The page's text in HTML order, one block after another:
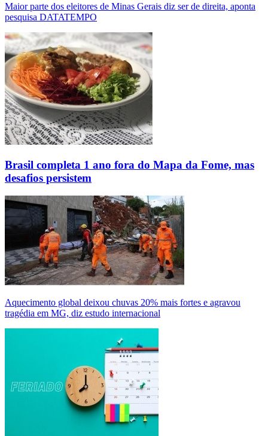
Maior parte dos eleitores de Minas Gerais diz ser de direita, aponta
pesquisa DATATEMPO
Brasil completa 1 ano fora do Mapa da Fome, mas
desafios persistem
Aquecimento global deixou chuvas 20% mais fortes e agravou
tragédia em MG, diz estudo internacional